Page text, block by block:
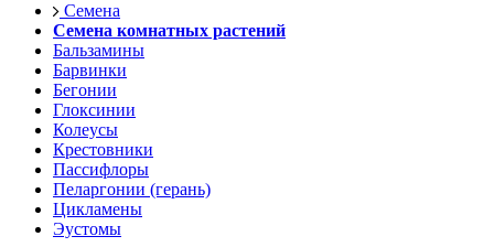
Семена
Семена комнатных растений
Бальзамины
Барвинки
Бегонии
Глоксинии
Колеусы
Крестовники
Пассифлоры
Пеларгонии (герань)
Цикламены
Эустомы